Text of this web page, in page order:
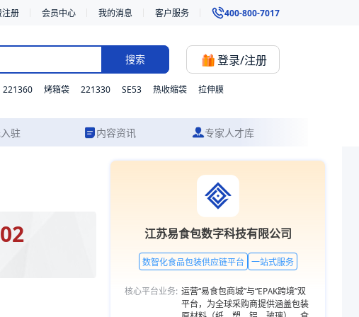
注册 会员中心 我的消息 客户服务 400-800-7017
搜索 登录/注册
221360 烤箱袋 221330 SE53 热收缩袋 拉伸膜
驻 内容资讯 专家人才库
计到成品交付的一站式食品包装服务。更多包装品类，欢迎访问易食包供应链
江苏易食包数字科技有限公司
数智化食品包装供应链平台 一站式服务
核心平台业务: 运营“易食包商城”与“EPAK跨境”双
平台，为全球采购商提供涵盖包装